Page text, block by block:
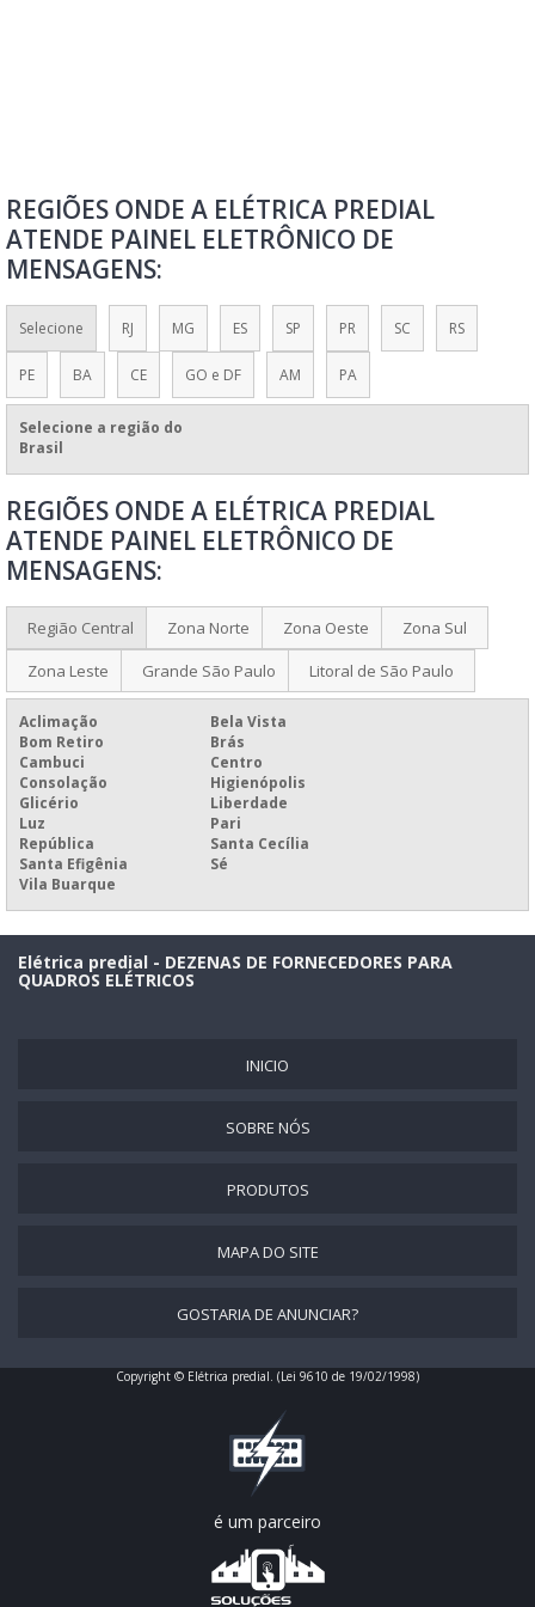
PAINEL ELETRÔNICO INTELIGENTE
PAINEL ELETRÔNICO LED
PAINEL ELETRÔNICO LED PARA PUBLICIDADE
PAINEL ELETRÔNICO LED PREÇO
PAINEL ELETRÔNICO LETREIRO LUMINOSO LED
PAINEL ELETRÔNICO MÓVEL DE CARRETA
PAINEL ELETRÔNICO NCM
PAINEL ELETRÔNICO NUMÉRICO PARA ORIENTAÇÃO DE FILAS
PAINEL ELETRÔNICO PARA POSTO DE COMBUSTÍVEL
PAINEL ELETRÔNICO PARA PROPAGANDA
PAINEL ELETRÔNICO PARA QUEIMADOR DE PALHA
PAINEL ELETRÔNICO PREÇO
PAINEL MULTILINHAS ELETRÔNICO
PLACAR ELETRÔNICO ESPORTIVO PREÇO
PREÇO DE PAINEL ELETRÔNICO DE MENSAGEM
PAINEL ELÉTRICO INDUSTRIAL COMPLETO
REGIÕES ONDE A ELÉTRICA PREDIAL
ATENDE PAINEL ELETRÔNICO DE
MENSAGENS:
Selecione RJ MG ES SP PR SC RS
PE BA CE GO e DF AM PA
Selecione a região do
Brasil
REGIÕES ONDE A ELÉTRICA PREDIAL
ATENDE PAINEL ELETRÔNICO DE
MENSAGENS:
Região Central Zona Norte Zona Oeste
Zona Sul
Zona Leste
Grande São Paulo Litoral de São Paulo
Aclimação
Bela Vista
Bom Retiro
Brás
Cambuci
Centro
Consolação
Higienópolis
Glicério
Liberdade
Luz
Pari
República
Santa Cecília
Santa Efigênia
Sé
Vila Buarque
Elétrica predial - DEZENAS DE FORNECEDORES PARA
QUADROS ELÉTRICOS
INICIO
SOBRE NÓS
PRODUTOS
MAPA DO SITE
GOSTARIA DE ANUNCIAR?
Copyright © Elétrica predial. (Lei 9610 de 19/02/1998)
é um parceiro